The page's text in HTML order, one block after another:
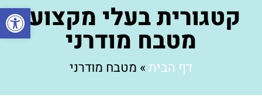
פתחקטגורית בעלי מקצוע:
מטבח מודרני
דף הבית» מטבח מודרני